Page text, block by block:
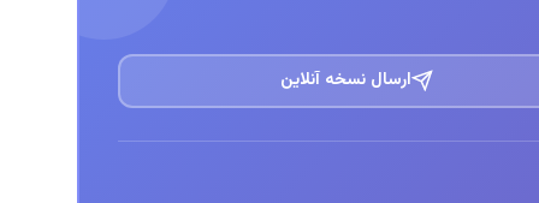
ارسال نسخه آنلاین